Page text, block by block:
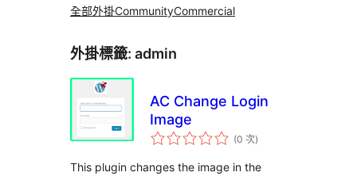
全部外掛CommunityCommercial
外掛標籤: admin
AC Change Login
Image
(0 次評
分
數
)
This plugin changes the image in the